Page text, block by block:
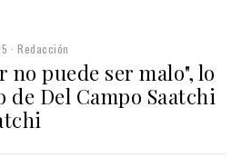
Redacción
no puede ser malo", lo
de Del Campo Saatchi